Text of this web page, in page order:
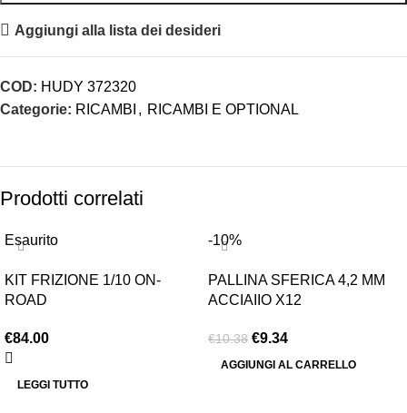
Aggiungi alla lista dei desideri
COD: HUDY 372320
Categorie: RICAMBI , RICAMBI E OPTIONAL
Prodotti correlati
Esaurito
KIT FRIZIONE 1/10 ON-
ROAD
€84.00
LEGGI TUTTO
-10%
PALLINA SFERICA 4,2 MM
ACCIAIIO X12
€10.38 €9.34
AGGIUNGI AL CARRELLO